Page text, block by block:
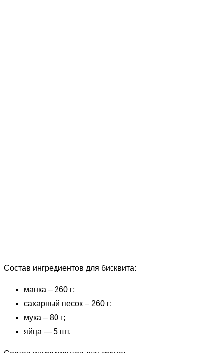
Состав ингредиентов для бисквита:
манка – 260 г;
сахарный песок – 260 г;
мука – 80 г;
яйца — 5 шт.